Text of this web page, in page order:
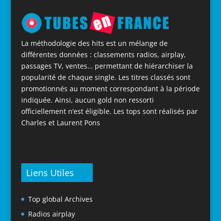
La méthodologie des hits est un mélange de
différentes données : classements radios, airplay,
passages TV, ventes… permettant de hiérarchiser la
popularité de chaque single. Les titres classés sont
promotionnés au moment correspondant à la période
indiquée. Ainsi, aucun gold non ressorti
officiellement n’est éligible. Les tops sont réalisés par
Charles et Laurent Pons
Liens Utiles
Top global Archives
Radios airplay